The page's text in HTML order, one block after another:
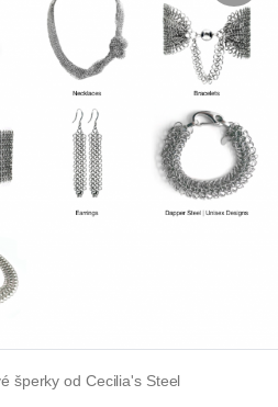
šperky od Cecilia's Steel